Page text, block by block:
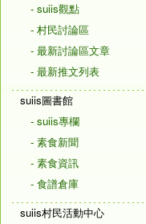
- suiis觀點
- 村民討論區
- 最新討論區文章
- 最新推文列表
suiis圖書館
- suiis專欄
- 素食新聞
- 素食資訊
- 食譜倉庫
suiis村民活動中心